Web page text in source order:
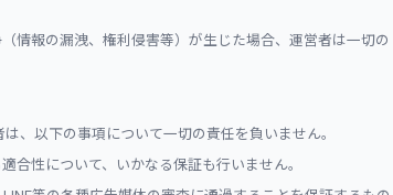
情報の漏洩、権利侵害等）が生じた場合、運営者は一切の
、以下の事項について一切の責任を負いません。
合性について、いかなる保証も行いません。